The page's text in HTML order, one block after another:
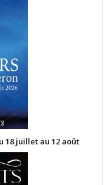
18 juillet au 12 août